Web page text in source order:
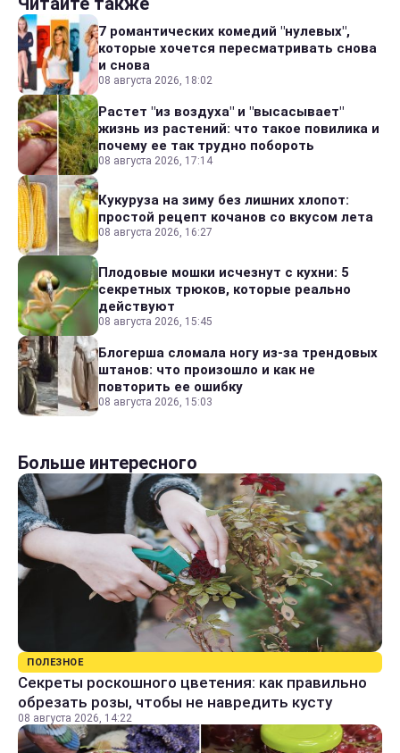
7 романтических комедий "нулевых",
которые хочется пересматривать снова
и снова
08 августа 2026, 18:02
Растет "из воздуха" и "высасывает"
жизнь из растений: что такое повилика и
почему ее так трудно побороть
08 августа 2026, 17:14
Кукуруза на зиму без лишних хлопот:
простой рецепт кочанов со вкусом лета
08 августа 2026, 16:27
Плодовые мошки исчезнут с кухни: 5
секретных трюков, которые реально
действуют
08 августа 2026, 15:45
Блогерша сломала ногу из-за трендовых
штанов: что произошло и как не
повторить ее ошибку
08 августа 2026, 15:03
Больше интересного
ПОЛЕЗНОЕ
Секреты роскошного цветения: как правильно
обрезать розы, чтобы не навредить кусту
08 августа 2026, 14:22